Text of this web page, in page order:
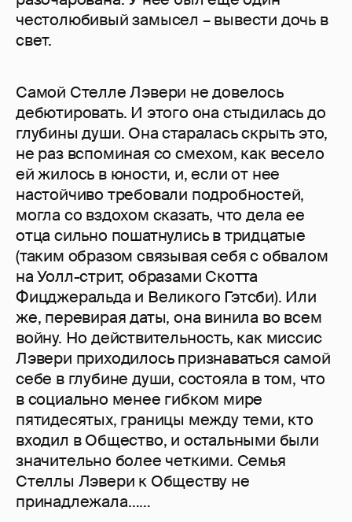
честолюбивый замысел – вывести дочь в
свет.
Самой Стелле Лэвери не довелось
дебютировать. И этого она стыдилась до
глубины души. Она старалась скрыть это,
не раз вспоминая со смехом, как весело
ей жилось в юности, и, если от нее
настойчиво требовали подробностей,
могла со вздохом сказать, что дела ее
отца сильно пошатнулись в тридцатые
(таким образом связывая себя с обвалом
на Уолл-стрит, образами Скотта
Фицджеральда и Великого Гэтсби). Или
же, перевирая даты, она винила во всем
войну. Но действительность, как миссис
Лэвери приходилось признаваться самой
себе в глубине души, состояла в том, что
в социально менее гибком мире
пятидесятых, границы между теми, кто
входил в Общество, и остальными были
значительно более четкими. Семья
Стеллы Лэвери к Обществу не
принадлежала……